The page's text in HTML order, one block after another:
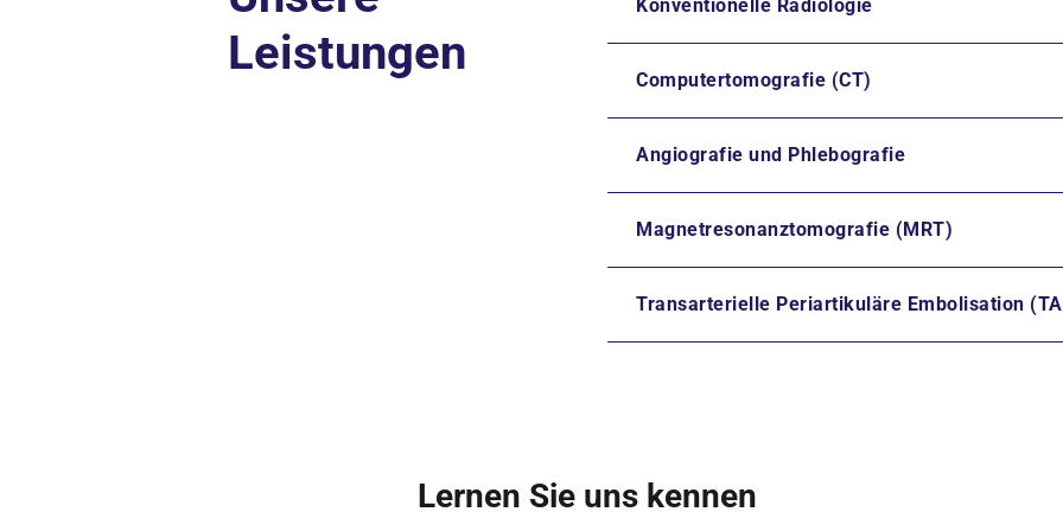
Leistungen
Konventionelle Radiologie
Computertomografie (CT)
Angiografie und Phlebografie
Magnetresonanztomografie (MRT)
Transarterielle Periartikuläre Embolisation
Lernen Sie uns kennen